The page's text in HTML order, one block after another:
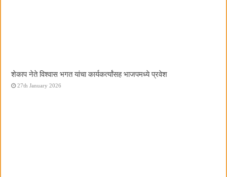
शेकाप नेते विश्वास भगत यांचा कार्यकर्त्यांसह भाजपमध्ये प्रवेश
27th January 2026